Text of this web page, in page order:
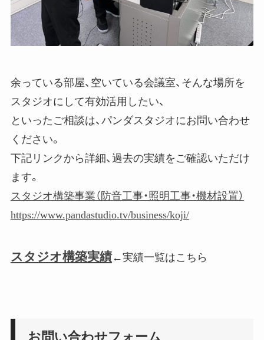
余っている部屋、空いている会議室、そんな場所を
スタジオにして有効活用したい、
といったご相談は、パンダスタジオにお問い合わせ
ください。
下記リンクから詳細、過去の実績をご確認いただけ
ます。
スタジオ構築事業（防音工事・照明工事・機材設置）
https://www.pandastudio.tv/business/koji/
スタジオ構築実績←実績一覧はこちら
お問い合わせフォーム